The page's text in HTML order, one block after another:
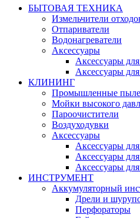
БЫТОВАЯ ТЕХНИКА
Измельчители
Отпариватели
Водонагреватели
Аксессуары
Аксессуары
Аксессуары
КЛИНИНГ
Промышленные
Мойки высокого
Пароочистители
Воздуходувки
Аксессуары
Аксессуары
Аксессуары
Аксессуары
ИНСТРУМЕНТ
Аккумуляторный
Дрели и
Перфораторы